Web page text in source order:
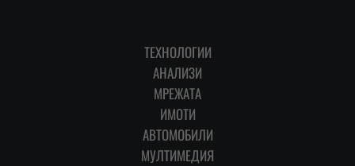
ТЕХНОЛОГИИ
АНАЛИЗИ
МРЕЖАТА
ИМОТИ
АВТОМОБИЛИ
МУЛТИМЕДИЯ